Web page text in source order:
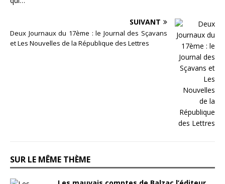
SUIVANT
Deux Journaux du 17ème : le Journal des Sçavans
et Les Nouvelles de la République des Lettres
SUR LE MÊME THÈME